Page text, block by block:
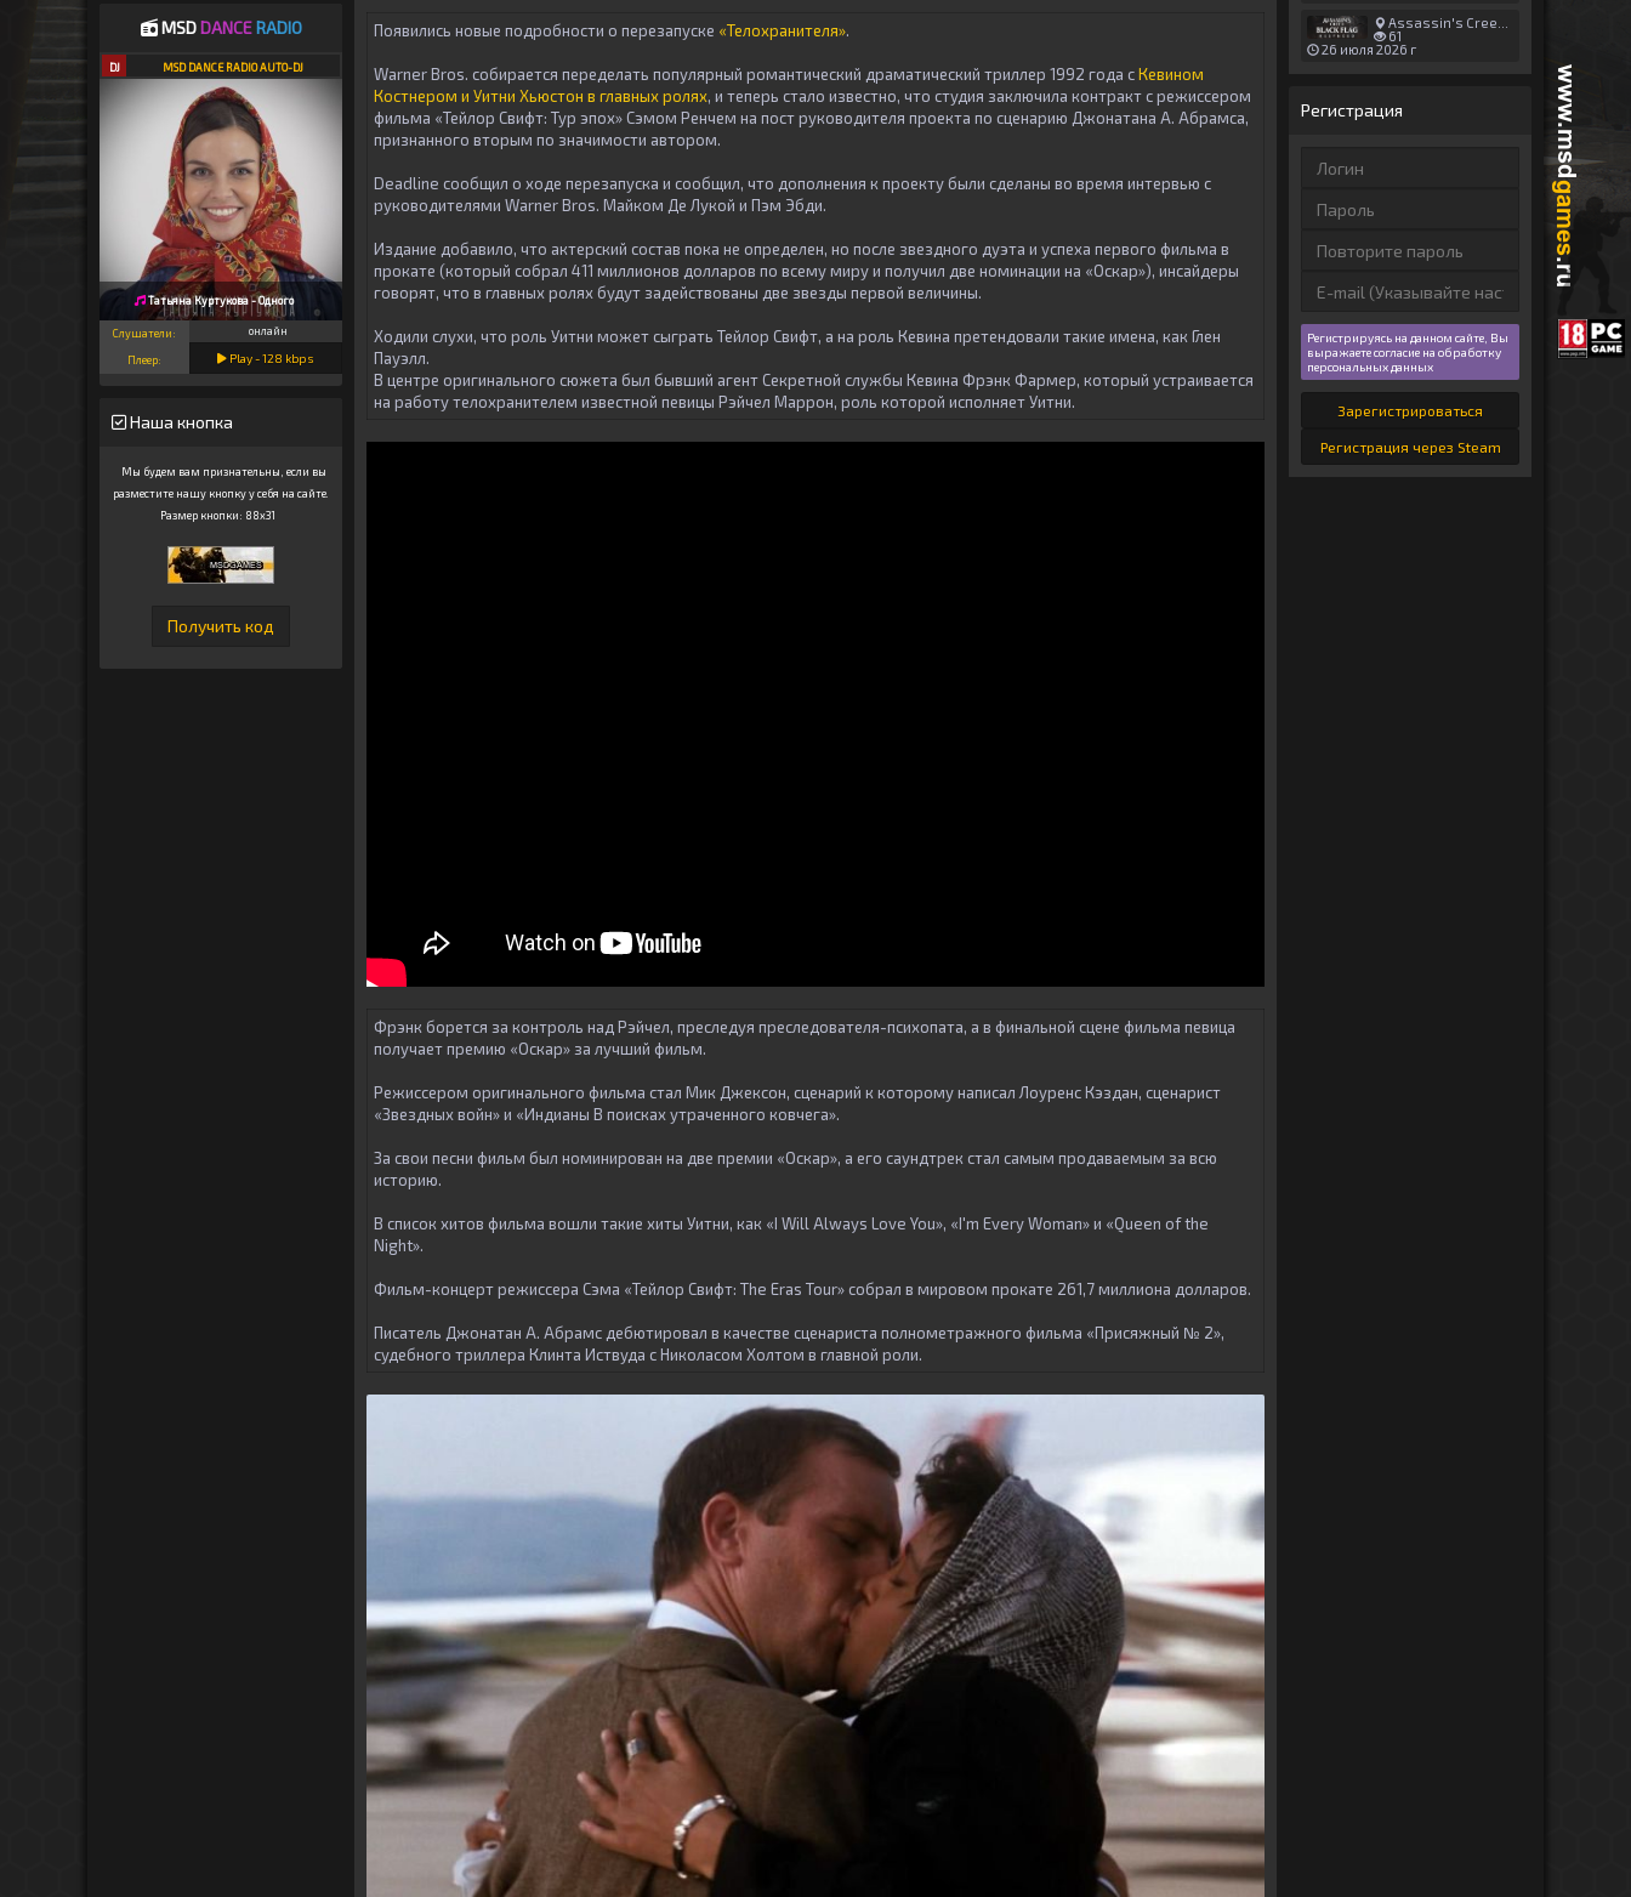
MSDDANCE RADIO
DJ MSD DANCE RADIO AUTO-DJ
Татьяна Куртукова - Одного
Слушатели: онлайн
Плеер: Play -128 kbps
Наша кнопка
Мы будем вам признательны, если вы
разместите нашу кнопку у себя на сайте.
Размер кнопки: 88x31
Появились новые подробности о перезапуске «Телохранителя».
Warner Bros. собирается переделать популярный романтический драматический триллер 1992 года сКевином
Костнером и Уитни Хьюстон в главных ролях, и теперь стало известно, что студия заключила контракт с режиссером
фильма «Тейлор Свифт: Тур эпох» Сэмом Ренчем на пост руководителя проекта по сценарию Джонатана А. Абрамса,
признанного вторым по значимости автором.
Deadline сообщил о ходе перезапуска и сообщил, что дополнения к проекту были сделаны во время интервью с
руководителями Warner Bros. Майком Де Лукой и Пэм Эбди.
Издание добавило, что актерский состав пока не определен, но после звездного дуэта и успеха первого фильма в
прокате (который собрал 411 миллионов долларов по всему миру и получил две номинации на «Оскар»), инсайдеры
говорят, что в главных ролях будут задействованы две звезды первой величины.
Ходили слухи, что роль Уитни может сыграть Тейлор Свифт, а на роль Кевина претендовали такие имена, как Глен
Пауэлл.
В центре оригинального сюжета был бывший агент Секретной службы Кевина Фрэнк Фармер, который устраивается
на работу телохранителем известной певицы Рэйчел Маррон, роль которой исполняет Уитни.
Фрэнк борется за контроль над Рэйчел, преследуя преследователя-психопата, а в финальной сцене фильма певица
получает премию «Оскар» за лучший фильм.
Режиссером оригинального фильма стал Мик Джексон, сценарий к которому написал Лоуренс Кэздан, сценарист
«Звездных войн» и «Индианы В поисках утраченного ковчега».
За свои песни фильм был номинирован на две премии «Оскар», а его саундтрек стал самым продаваемым за всю
историю.
В список хитов фильма вошли такие хиты Уитни, как «I Will Always Love You», «I'm Every Woman» и «Queen of the
Night».
Фильм-концерт режиссера Сэма «Тейлор Свифт: The Eras Tour» собрал в мировом прокате 261,7 миллиона долларов.
Писатель Джонатан А. Абрамс дебютировал в качестве сценариста полнометражного фильма «Присяжный № 2»,
судебного триллера Клинта Иствуда с Николасом Холтом в главной роли.
Assassin's Creed Black Flag Resynced может позаимствовать систему испытаний у Mirage
61
26 июля 2026 г
Регистрация
Регистрируясь на данном сайте, Вы
выражаете согласие на обработку
персональных данных
Зарегистрироваться
Регистрация через Steam